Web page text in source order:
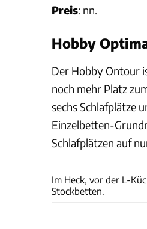
Preis: nn.
Hobby
Der Hobby Ontour
noch mehr Platz
sechs Schlafplätze
Einzelbetten-
Schlafplätzen auf
Im Heck, vor der L-
Stockbetten.